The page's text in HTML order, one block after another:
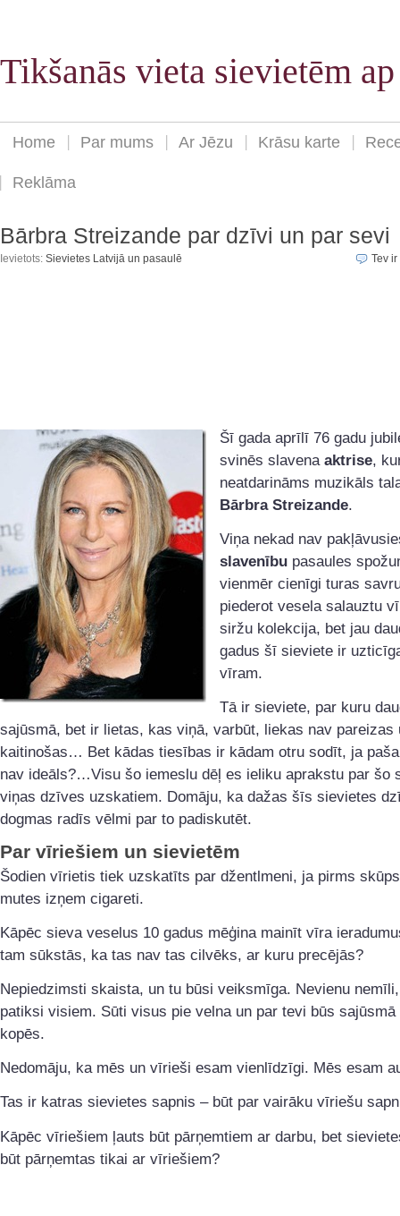
Tikšanās vieta sievietēm
Home Par mums Ar Jēzu Krāsu karte
Reklāma
Bārbra Streizande par dzīvi un par sevi
Ievietots: Sievietes Latvijā un pasaulē Tev ir
Šī gada aprīlī 76 gadu
svinēs slavena aktrise,
neatdarināms muzikāls
Bārbra Streizande.
Viņa nekad nav
slavenību pasaules
vienmēr cienīgi turas
piederot vesela salauztu
siržu kolekcija, bet jau
gadus šī sieviete ir
vīram.
Tā ir sieviete, par kuru
sajūsmā, bet ir lietas, kas viņā, varbūt, liekas nav pareizas
kaitinošas… Bet kādas tiesības ir kādam otru sodīt, ja
nav ideāls?…Visu šo iemeslu dēļ es ieliku aprakstu par šo
viņas dzīves uzskatiem. Domāju, ka dažas šīs sievietes
dogmas radīs vēlmi par to padiskutēt.
Par vīriešiem un sievietēm
Šodien vīrietis tiek uzskatīts par džentlmeni, ja pirms
mutes izņem cigareti.
Kāpēc sieva veselus 10 gadus mēģina mainīt vīra
tam sūkstās, ka tas nav tas cilvēks, ar kuru precējās?
Nepiedzimsti skaista, un tu būsi veiksmīga. Nevienu
patiksi visiem. Sūti visus pie velna un par tevi būs sajūsmā
kopēs.
Nedomāju, ka mēs un vīrieši esam vienlīdzīgi. Mēs esam
Tas ir katras sievietes sapnis – būt par vairāku vīriešu
Kāpēc vīriešiem ļauts būt pārņemtiem ar darbu, bet
būt pārņemtas tikai ar vīriešiem?